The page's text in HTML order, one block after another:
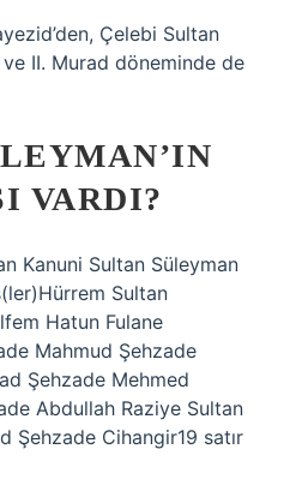
Çelebi Sultan
ve II. Murad döneminde de
VARDI?
Kanuni Sultan Süleyman
Hatun Fulane
Mahmud Şehzade
Şehzade Mehmed
Abdullah Raziye Sultan
Şehzade Cihangir19 satır